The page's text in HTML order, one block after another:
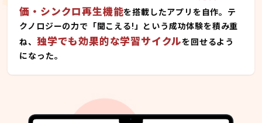
価・シンクロ再生機能を搭載したアプリを自作。テ
クノロジーの力で「聞こえる!」という成功体験を積み重
ね、独学でも効果的な学習サイクルを回せるよう
になった。